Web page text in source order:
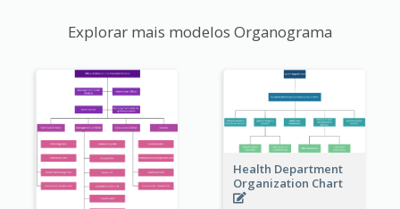
Explorar mais modelos Organograma
Health Department
Organization Chart